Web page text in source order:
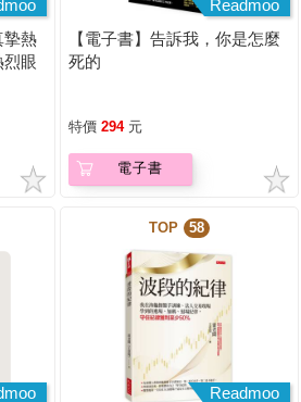
摯熱
烈眼
Readmoo
【電子書】告訴我，你是怎麼
死的
特價 294 元
電子書
TOP 58
Readmoo